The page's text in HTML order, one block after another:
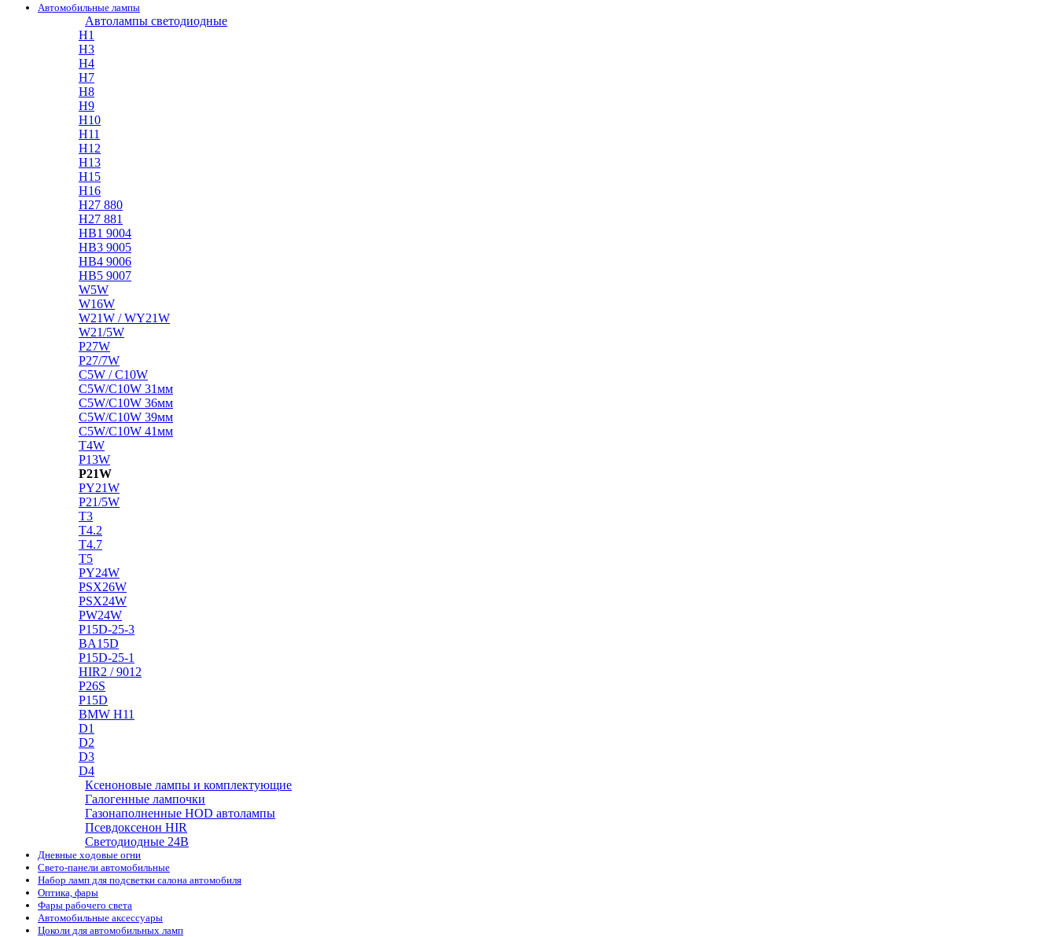
Автомобильные лампы
Автолампы светодиодные
H1
H3
H4
H7
H8
H9
H10
H11
H12
H13
H15
H16
H27 880
H27 881
HB1 9004
HB3 9005
HB4 9006
HB5 9007
W5W
W16W
W21W / WY21W
W21/5W
P27W
P27/7W
C5W / C10W
C5W/C10W 31мм
C5W/C10W 36мм
C5W/C10W 39мм
C5W/C10W 41мм
T4W
P13W
P21W
PY21W
P21/5W
T3
T4.2
T4.7
T5
PY24W
PSX26W
PSX24W
PW24W
P15D-25-3
BA15D
P15D-25-1
HIR2 / 9012
P26S
P15D
BMW H11
D1
D2
D3
D4
Ксеноновые лампы и комплектующие
Галогенные лампочки
Газонаполненные HOD автолампы
Псевдоксенон HIR
Cветодиодные 24B
Дневные ходовые огни
Свето-панели автомобильные
Набор ламп для подсветки салона автомобиля
Оптика, фары
Фары рабочего света
Автомобильные аксессуары
Цоколи для автомобильных ламп